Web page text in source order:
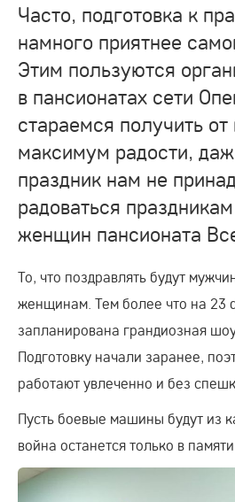
Часто, подготовка к
намного приятнее
Этим пользуются
в пансионатах сети
стараемся получить от
максимум радости,
праздник нам не
радоваться
женщин пансионата
То, что поздравлять будут
женщинам. Тем более что на 23
запланирована грандиозная
Подготовку начали заранее,
работают увлеченно и без
Пусть боевые машины будут из
война останется только в памяти.